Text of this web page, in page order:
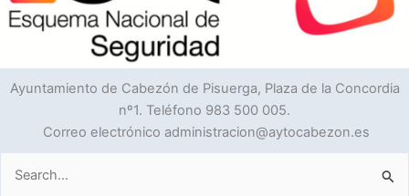
Ayuntamiento de Cabezón de Pisuerga, Plaza de la Concordia
nº1. Teléfono 983 500 005.
Correo electrónico administracion@aytocabezon.es
Buscar